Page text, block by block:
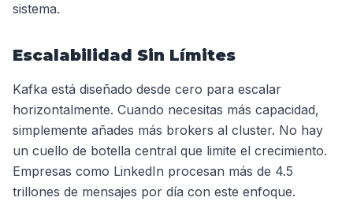
sistema.
Escalabilidad Sin Límites
Kafka está diseñado desde cero para escalar
horizontalmente. Cuando necesitas más capacidad,
simplemente añades más brokers al cluster. No hay
un cuello de botella central que limite el crecimiento.
Empresas como LinkedIn procesan más de 4.5
trillones de mensajes por día con este enfoque.